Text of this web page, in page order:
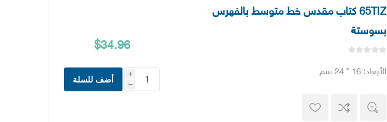
65TIZ كتاب مقدس خط متوسط بالفهرس
بسوستة
اﻷبعاد: 16 * 24 سم
$34.96
i
h
أضف للسلة